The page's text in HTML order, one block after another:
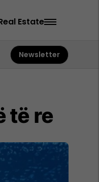
Estate
Newsletter
të re